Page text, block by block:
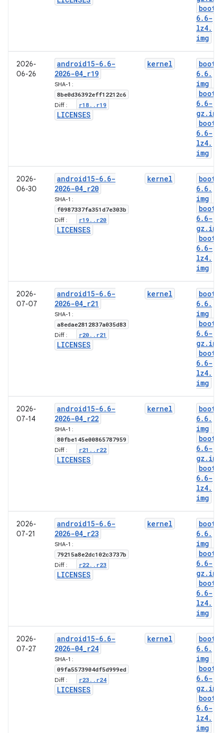
boot-
6. 6-
lz4.
img
2026-
06-26
android15-6. 6-
2026-04_r19
SHA-1 :
8be0d36392eff12212c6
Diff : r18 . . r19
LICENSES
kernel
boot-
6. 6.
img
boot-
6. 6-
gz . img
boot-
6. 6-
lz4.
img
2026-
06-30
android15-6. 6-
2026-04_r20
SHA-1 :
f0987337fa351d7e303b
Diff : r19 . . r20
LICENSES
kernel
boot-
6. 6.
img
boot-
6. 6-
gz . img
boot-
6. 6-
lz4.
img
2026-
07-07
android15-6. 6-
2026-04_r21
SHA-1 :
a8edae2812837a035d83
Diff : r20 . . r21
LICENSES
kernel
boot-
6. 6.
img
boot-
6. 6-
gz . img
boot-
6. 6-
lz4.
img
2026-
07-14
android15-6. 6-
2026-04_r22
SHA-1 :
80fbe145e00865787959
Diff : r21 . . r22
LICENSES
kernel
boot-
6. 6.
img
boot-
6. 6-
gz . img
boot-
6. 6-
lz4.
img
2026-
07-21
android15-6. 6-
2026-04_r23
SHA-1 :
79215a8e2dc102c3737b
Diff : r22. . r23
LICENSES
kernel
boot-
6. 6.
img
boot-
6. 6-
gz . img
boot-
6. 6-
lz4.
img
2026-
07-27
android15-6. 6-
2026-04_r24
SHA-1 :
09fa5573904df5d999ed
Diff : r23 . . r24
LICENSES
kernel
boot-
6. 6.
img
boot-
6. 6-
gz . img
boot-
6. 6-
lz4.
img